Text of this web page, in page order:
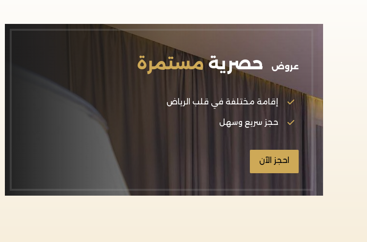
عروض حصريةمستمرة
إقامة مختلفة في قلب الرياض
حجز سريع وسهل
احجز الآن